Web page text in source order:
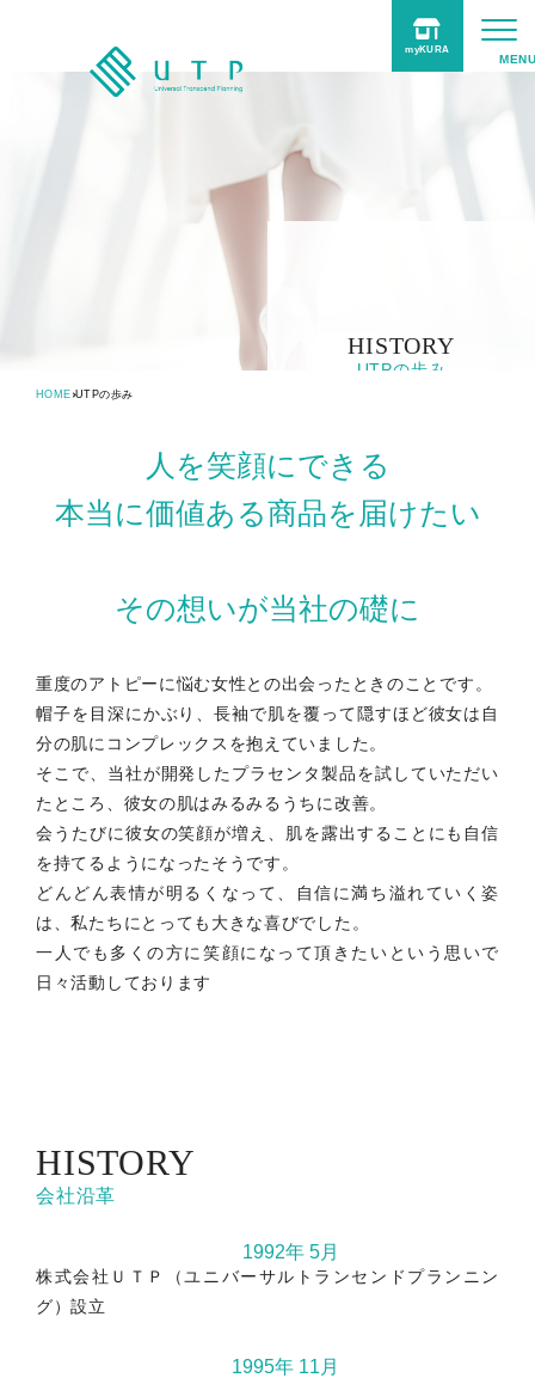
myKURA
UTPについて
採用情報
myKURA
ご注文ルームはこちら
HOME UTPの歩み
HISTORY
UTPの歩み
人を笑顔にできる
本当に価値ある商品を届けたい
その想いが当社の礎に
重度のアトピーに悩む女性との出会ったときのことです。
帽子を目深にかぶり、長袖で肌を覆って隠すほど彼女は自
分の肌にコンプレックスを抱えていました。
そこで、当社が開発したプラセンタ製品を試していただい
たところ、彼女の肌はみるみるうちに改善。
会うたびに彼女の笑顔が増え、肌を露出することにも自信
を持てるようになったそうです。
どんどん表情が明るくなって、自信に満ち溢れていく姿
は、私たちにとっても大きな喜びでした。
一人でも多くの方に笑顔になって頂きたいという思いで
日々活動しております
HISTORY
会社沿革
1992年 5月
株式会社ＵＴＰ（ユニバーサルトランセンドプランニン
グ）設立
1995年 11月